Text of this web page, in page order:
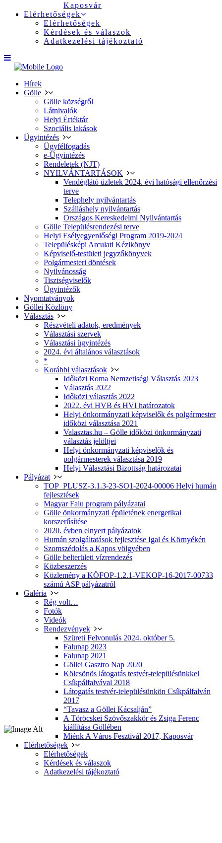
Kaposvár
Elérhetőségek
Elérhetőségek
Kérdések és válaszok
Adatkezelési tájékoztató
Hírek
Gölle
Gölle községről
Látnivalók
Helyi Értéktár
Szociális lakások
Ügyintézés
Ügyfélfogadás
e-Ügyintézés
Rendeletek (NJT)
NYILVÁNTARTÁSOK
Vendéglátó üzletek 2024. évi hatósági ellenőrzési
terve
Telephely nyilvántartás
Szálláshely nyilvántartás
Országos Kereskedelmi Nyilvántartás
Gölle Településrendezési terve
Helyi Esélyegyenlőségi Program 2019-2024
Településképi Arculati Kézikönyv
Képviselő-testületi jegyzőkönyvek
Polgármesteri döntések
Nyilvánosság
Tisztségviselők
Ügyintézők
Nyomtatványok
Göllei Közlöny
Választás
Részvételi adatok, eredmények
Választási szervek
Választási ügyintézés
2024. évi általános választások
*
Korábbi választások
Időközi Roma Nemzetiségi Választás 2023
Választás 2022
Időközi választás 2022
2022. évi HVB és HVI határozatok
Helyi önkormányzati képviselők és polgármester
időközi választása 2021
Valasztas.hu – Gölle időközi önkormányzati
választás jelöltjei
Helyi önkormányzati képviselők és
polgármesterek választása 2019
Helyi Választási Bizottság határozatai
Pályázat
TOP_PLUSZ-3.1.3-23-SO1-2024-00006 Helyi humán
fejlesztések
Magyar Falu program pályázatai
Gölle önkormányzati épületének energetikai
korszerűsítése
2020. évben elnyert pályázatok
Humán szolgáltatások fejlesztése Igal és Környékén
Szomszédolás a Kapos völgyében
Gölle belterületi vízrendezés
Közbeszerzés
Közlemény a KÖFOP-1.2.1-VEKOP-16-2017-00733
számú ASP pályázatról
Galéria
Rég volt…
Fotók
Videók
Rendezvények
Szüreti Felvonulás 2024. október 5.
Falunap 2023
Falunap 2021
Göllei Gasztro Nap 2020
Kölcsönös látogatás testvér-településünkkel
Csíkpálfalvával 2018
Látogatás testvér-településünkön Csíkpálfalván
2017
“Tavasz a Göllei Kácsalján”
A Töröcskei Szövőszakkör és Zsiga Ferenc
kiállítása Göllében
Miénk A Város Fesztivál 2017, Kaposvár
Elérhetőségek
Elérhetőségek
Kérdések és válaszok
Adatkezelési tájékoztató